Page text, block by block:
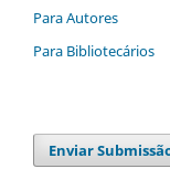
Para Autores
Para Bibliotecários
Enviar